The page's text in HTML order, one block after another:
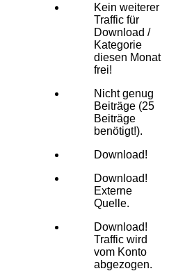
Kein weiterer
Traffic für
Download /
Kategorie
diesen Monat
frei!
Nicht genug
Beiträge (25
Beiträge
benötigt!).
Download!
Download!
Externe
Quelle.
Download!
Traffic wird
vom Konto
abgezogen.